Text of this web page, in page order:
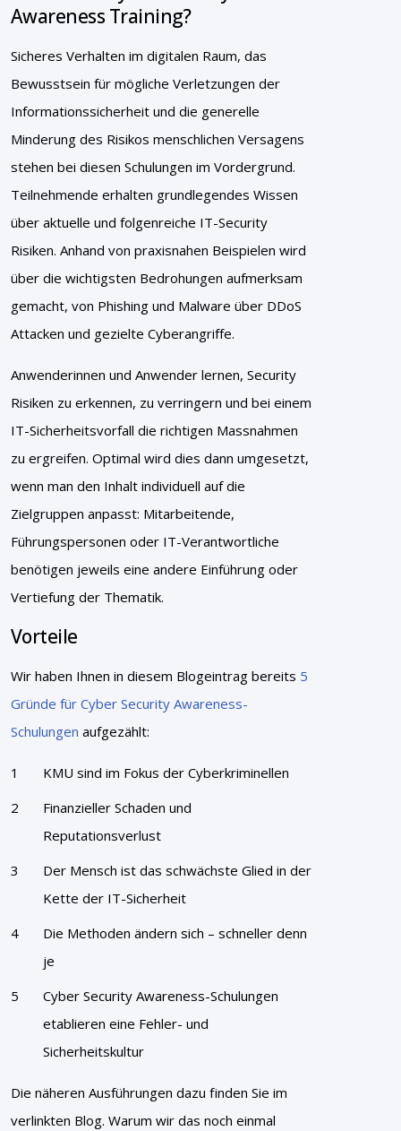
Awareness Training?
Sicheres Verhalten im digitalen Raum, das
Bewusstsein für mögliche Verletzungen der
Informationssicherheit und die generelle
Minderung des Risikos menschlichen Versagens
stehen bei diesen Schulungen im Vordergrund.
Teilnehmende erhalten grundlegendes Wissen
über aktuelle und folgenreiche IT-Security
Risiken. Anhand von praxisnahen Beispielen wird
über die wichtigsten Bedrohungen aufmerksam
gemacht, von Phishing und Malware über DDoS
Attacken und gezielte Cyberangriffe.
Anwenderinnen und Anwender lernen, Security
Risiken zu erkennen, zu verringern und bei einem
IT-Sicherheitsvorfall die richtigen Massnahmen
zu ergreifen. Optimal wird dies dann umgesetzt,
wenn man den Inhalt individuell auf die
Zielgruppen anpasst: Mitarbeitende,
Führungspersonen oder IT-Verantwortliche
benötigen jeweils eine andere Einführung oder
Vertiefung der Thematik.
Vorteile
Wir haben Ihnen in diesem Blogeintrag bereits 5
Gründe für Cyber Security Awareness-
Schulungen aufgezählt:
KMU sind im Fokus der Cyberkriminellen
Finanzieller Schaden und
Reputationsverlust
Der Mensch ist das schwächste Glied in der
Kette der IT-Sicherheit
Die Methoden ändern sich – schneller denn
je
Cyber Security Awareness-Schulungen
etablieren eine Fehler- und
Sicherheitskultur
Die näheren Ausführungen dazu finden Sie im
verlinkten Blog. Warum wir das noch einmal